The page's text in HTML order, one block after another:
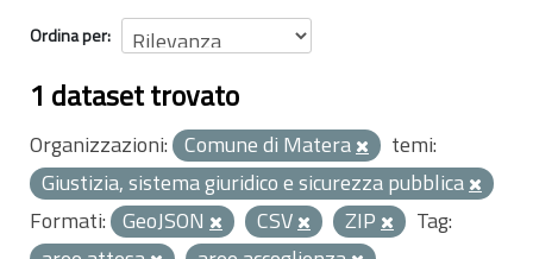
Ordina per
1 dataset trovato
Organizzazioni: Comune di Matera
temi:
Giustizia, sistema giuridico e sicurezza pubblica
Formati: GeoJSON CSV ZIP
Tag: